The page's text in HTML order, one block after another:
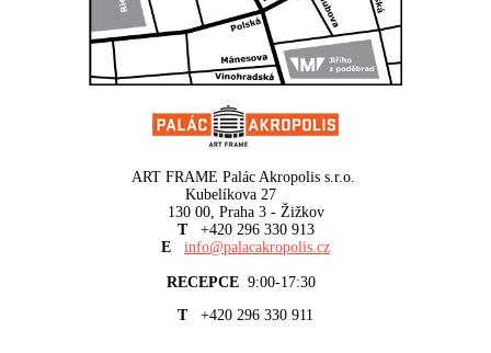
ART FRAME Palác Akropolis s.r.o.
Kubelíkova 27
130 00, Praha 3 - Žižkov
T +420 296 330 913
E info@palacakropolis.cz
RECEPCE 9:00-17:30
T +420 296 330 911